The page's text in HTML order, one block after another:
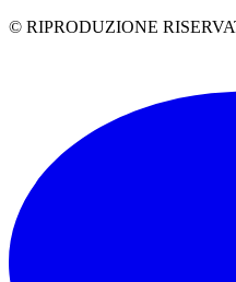
© RIPRODUZIONE